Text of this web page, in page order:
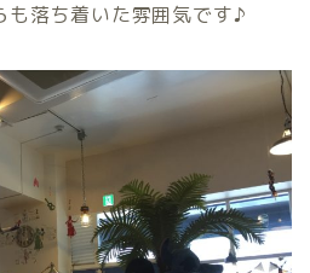
落ち着いた雰囲気です♪